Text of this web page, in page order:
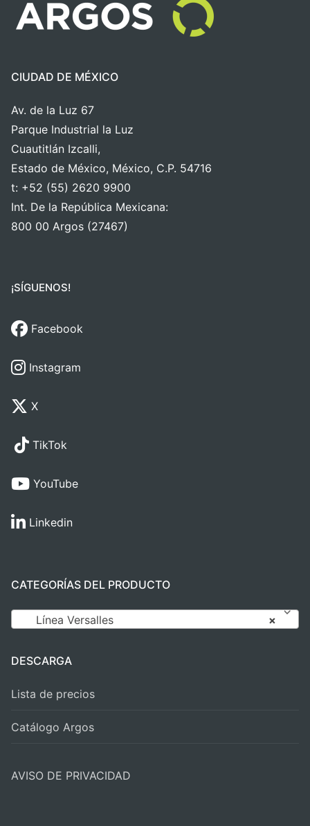
CIUDAD DE MÉXICO
Av. de la Luz 67
Parque Industrial la Luz
Cuautitlán Izcalli,
Estado de México, México, C.P. 54716
t: +52 (55) 2620 9900
Int. De la República Mexicana:
800 00 Argos (27467)
¡SÍGUENOS!
Facebook
Instagram
X
TikTok
YouTube
Linkedin
CATEGORÍAS DEL PRODUCTO
×
Línea Versalles
DESCARGA
Lista de precios
Catálogo Argos
AVISO DE PRIVACIDAD